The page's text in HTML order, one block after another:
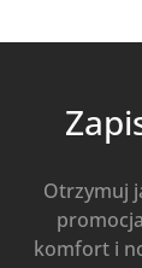
Otrzymuj
komfort i